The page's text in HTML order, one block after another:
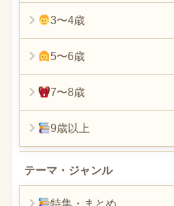
3〜4歳
5〜6歳
7〜8歳
9歳以上
テーマ・ジャンル